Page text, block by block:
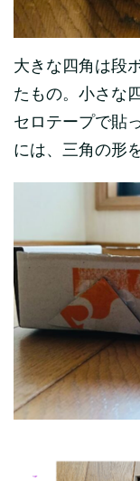
大きな四角は段
たもの。小さな
セロテープで貼
には、三角の形